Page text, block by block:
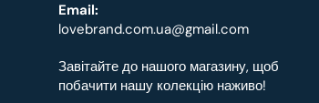
Email:
lovebrand.com.ua@gmail.com
Завітайте до нашого магазину, щоб
побачити нашу колекцію наживо!